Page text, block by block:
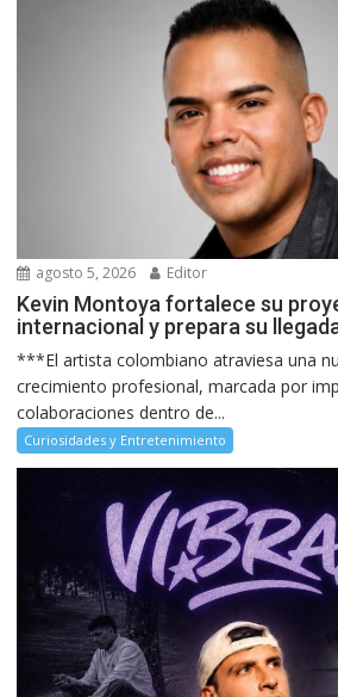
agosto 5, 2026 Editor
Kevin Montoya fortalece su
internacional y prepara su
***El artista colombiano atraviesa una
crecimiento profesional, marcada por
colaboraciones dentro de...
Curiosidades y Entretenimiento